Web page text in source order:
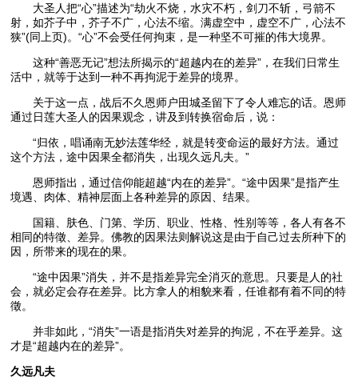
大圣人把“心”描述为“劫火不烧，水灾不朽，剑刀不斩，弓箭不
射，如芥子中，芥子不广，心法不缩。满虚空中，虚空不广，心法不
狭”(同上页)。“心”不会受任何拘束，是一种坚不可摧的伟大境界。
这种“善恶无记”想法所揭示的“超越内在的差异”，在我们日常生
活中，就等于达到一种不再拘泥于差异的境界。
关于这一点，战后不久恩师户田城圣留下了令人难忘的话。恩师
通过日莲大圣人的因果观念，讲及到转换宿命后，说：
“归依，唱诵南无妙法莲华经，就是转变命运的最好方法。通过
这个方法，途中因果全都消失，出现久远凡夫。”
恩师指出，通过信仰能超越“内在的差异”。“途中因果”是指产生
境遇、肉体、精神层面上各种差异的原因、结果。
国籍、肤色、门第、学历、职业、性格、性别等等，各人有各不
相同的特徵、差异。佛教的因果法则解说这是由于自己过去所种下的
因，所带来的现在的果。
“途中因果”消失，并不是指差异完全消灭的意思。只要是人的社
会，就必定会存在差异。比方拿人的相貌来看，任谁都有着不同的特
徵。
并非如此，“消失”一语是指消失对差异的拘泥，不在乎差异。这
才是“超越内在的差异”。
久远凡夫